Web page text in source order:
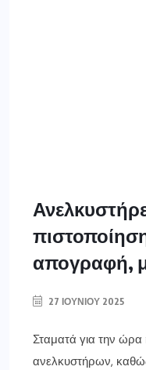
απογραφή,
27 ΙΟΥΝΊΟΥ 2025
Σταματά για την ώρα
ανελκυστήρων,